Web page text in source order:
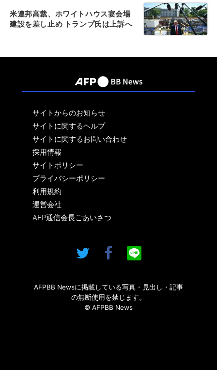
米連邦高裁、ホワイトハウス宴会場
建設を差し止め トランプ氏は上訴へ
サイトからのお知らせ
サイトに関するヘルプ
サイトに関するお問い合わせ
採用情報
サイトポリシー
プライバシーポリシー
利用規約
運営会社
AFP通信会長ごあいさつ
AFPBB Newsに掲載している写真・見出し・記事
の無断使用を禁じます。
© AFPBB News